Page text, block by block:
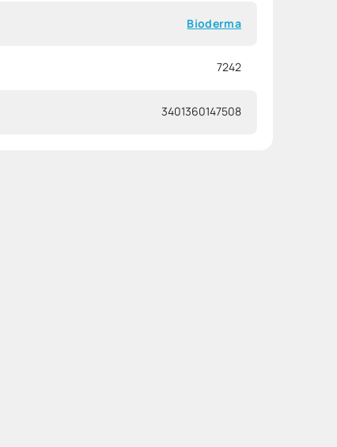
Bioderma
7242
3401360147508